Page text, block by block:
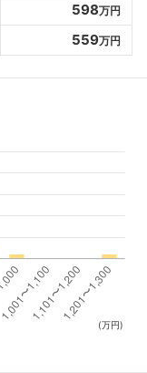
598万円
559万円
(万円)